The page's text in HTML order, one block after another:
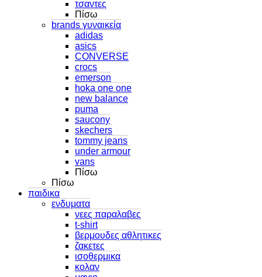
τσαντες
Πίσω
brands γυναικεία
adidas
asics
CONVERSE
crocs
emerson
hoka one one
new balance
puma
saucony
skechers
tommy jeans
under armour
vans
Πίσω
Πίσω
παιδικα
ενδυματα
νεες παραλαβες
t-shirt
βερμουδες αθλητικες
ζακετες
ισοθερμικα
κολαν